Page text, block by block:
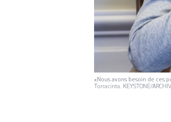
«Nous avons besoin de ces
Torracinta. KEYSTONE/